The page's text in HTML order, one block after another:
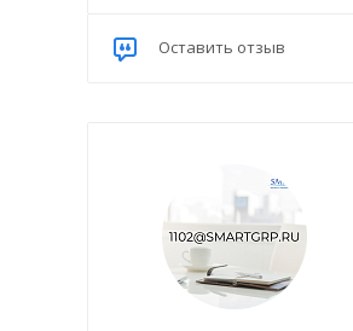
Оставить отзыв